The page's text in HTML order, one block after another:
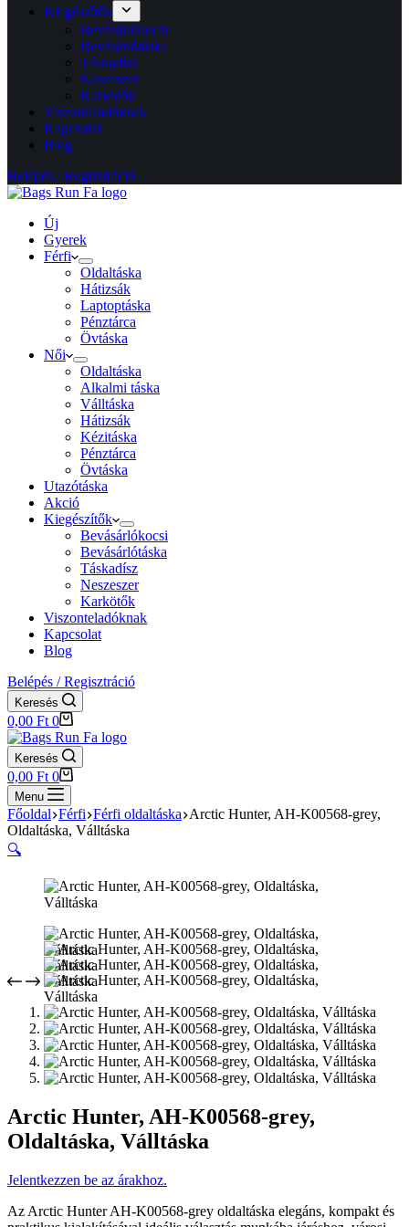
Kiegészítők
Bevásárlókocsi
Bevásárlótáska
Táskadísz
Neszeszer
Karkötők
Viszonteladóknak
Kapcsolat
Blog
Belépés / Regisztráció
Új
Gyerek
Férfi
Oldaltáska
Hátizsák
Laptoptáska
Pénztárca
Övtáska
Női
Oldaltáska
Alkalmi táska
Válltáska
Hátizsák
Kézitáska
Pénztárca
Övtáska
Utazótáska
Akció
Kiegészítők
Bevásárlókocsi
Bevásárlótáska
Táskadísz
Neszeszer
Karkötők
Viszonteladóknak
Kapcsolat
Blog
Belépés / Regisztráció
Keresés
Shopping
cart
0,00 Ft 0
Keresés
Shopping
cart
0,00 Ft 0
Menu
Főoldal Férfi Férfi oldaltáska Arctic Hunter, AH-K00568-grey,
Oldaltáska, Válltáska
🔍
Arctic Hunter, AH-K00568-grey,
Oldaltáska, Válltáska
Jelentkezzen be az árakhoz.
Az Arctic Hunter AH-K00568-grey oldaltáska elegáns, kompakt és